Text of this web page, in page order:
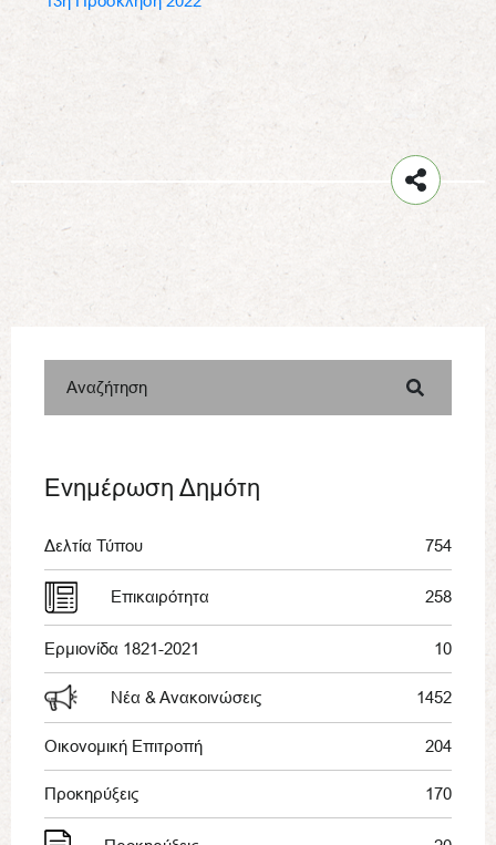
Αναζήτηση
Ενημέρωση Δημότη
Δελτία Τύπου 754
Επικαιρότητα 258
Ερμιονίδα 1821-2021 10
Νέα & Ανακοινώσεις 1452
Οικονομική Επιτροπή 204
Προκηρύξεις 170